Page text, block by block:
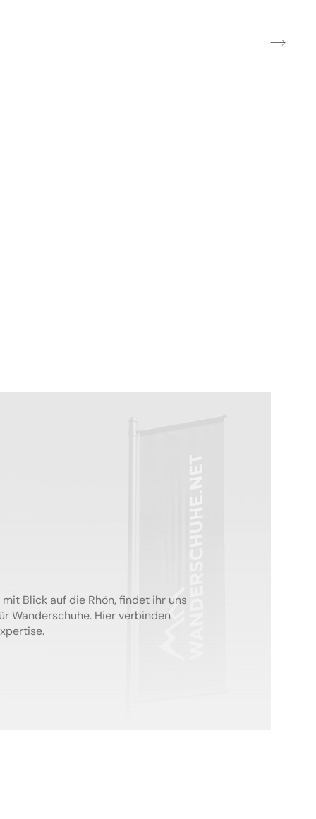
Blick auf die Rhön, findet ihr uns
Wanderschuhe. Hier verbinden